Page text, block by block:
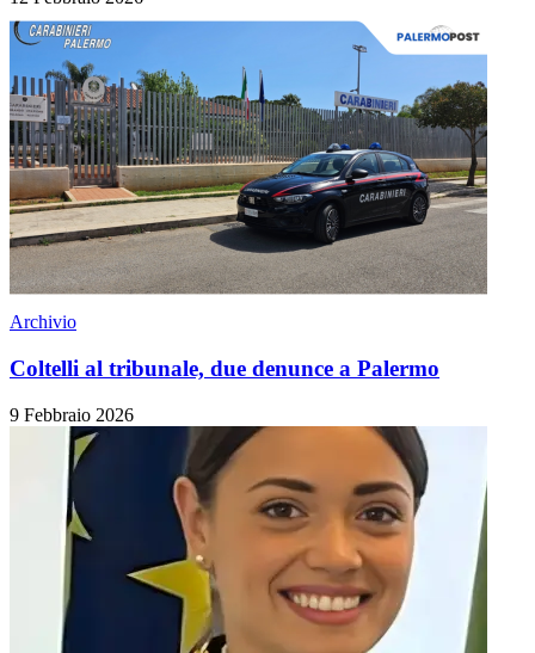
Archivio
Coltelli al tribunale, due denunce a Palermo
9 Febbraio 2026